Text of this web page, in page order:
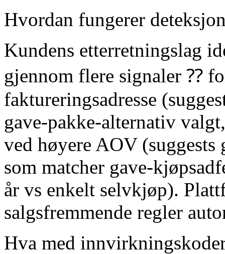
Hvordan fungerer
Kundens etterretningslag
gjennom flere signaler ⁇
faktureringsadresse
gave-pakke-alternativ
ved høyere AOV
som matcher gave-
år vs enkelt selvkjøp).
salgsfremmende regler
Hva med